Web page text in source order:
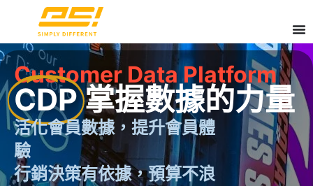
Customer Data Platform
CDP掌握數據的力量
活化會員數據，提升會員體
驗
行銷決策有依據，預算不浪